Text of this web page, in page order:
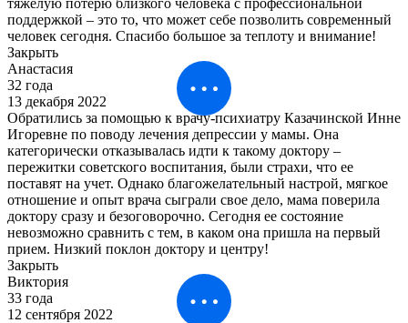
тяжелую потерю близкого человека с профессиональной
поддержкой – это то, что может себе позволить современный
человек сегодня. Спасибо большое за теплоту и внимание!
Закрыть
Анастасия
32 года
13 декабря 2022
Обратились за помощью к врачу-психиатру Казачинской Инне
Игоревне по поводу лечения депрессии у мамы. Она
категорически отказывалась идти к такому доктору –
пережитки советского воспитания, были страхи, что ее
поставят на учет. Однако благожелательный настрой, мягкое
отношение и опыт врача сыграли свое дело, мама поверила
доктору сразу и безоговорочно. Сегодня ее состояние
невозможно сравнить с тем, в каком она пришла на первый
прием. Низкий поклон доктору и центру!
Закрыть
Виктория
33 года
12 сентября 2022